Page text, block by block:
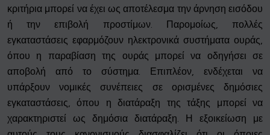
κριτήρια μπορεί να έχει ως αποτέλεσμα την άρνηση εισόδου
ή την επιβολή προστίμων. Παρομοίως, πολλές
εγκαταστάσεις εφαρμόζουν ηλεκτρονικά συστήματα ουράς,
όπου η παραβίαση της ουράς μπορεί να οδηγήσει σε
αποβολή από το σύστημα. Επιπλέον, ενδέχεται να
υπάρξουν νομικές συνέπειες σε ορισμένες δημόσιες
εγκαταστάσεις, όπου η διατάραξη της τάξης μπορεί να
χαρακτηριστεί ως δημόσια διατάραξη. Η εξοικείωση με